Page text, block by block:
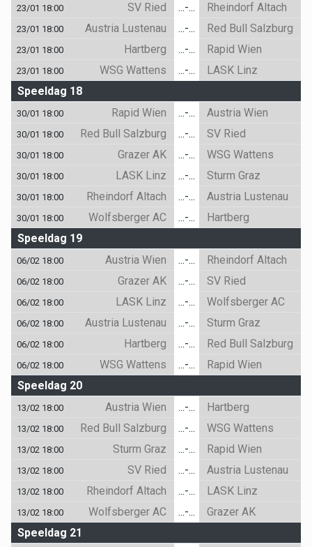
23/01 18:00 SV Ried ...-... Rheindorf Altach
23/01 18:00 Austria Lustenau ...-... Red Bull Salzburg
23/01 18:00 Hartberg ...-... Rapid Wien
23/01 18:00 WSG Wattens ...-...
LASK Linz
Speeldag 18
30/01 18:00 Rapid Wien ...-... Austria Wien
30/01 18:00 Red Bull Salzburg ...-... SV Ried
30/01 18:00 Grazer AK ...-... WSG Wattens
30/01 18:00 LASK Linz ...-... Sturm Graz
30/01 18:00 Rheindorf Altach ...-... Austria Lustenau
30/01 18:00 Wolfsberger AC ...-...
Hartberg
Speeldag 19
06/02 18:00 Austria Wien ...-... Rheindorf Altach
06/02 18:00 Grazer AK ...-... SV Ried
06/02 18:00 LASK Linz ...-... Wolfsberger AC
06/02 18:00 Austria Lustenau ...-... Sturm Graz
06/02 18:00 Hartberg ...-... Red Bull Salzburg
06/02 18:00 WSG Wattens ...-...
Rapid Wien
Speeldag 20
13/02 18:00 Austria Wien ...-... Hartberg
13/02 18:00 Red Bull Salzburg ...-... WSG Wattens
13/02 18:00 Sturm Graz ...-... Rapid Wien
13/02 18:00 SV Ried ...-... Austria Lustenau
13/02 18:00 Rheindorf Altach ...-... LASK Linz
13/02 18:00 Wolfsberger AC ...-...
Grazer AK
Speeldag 21